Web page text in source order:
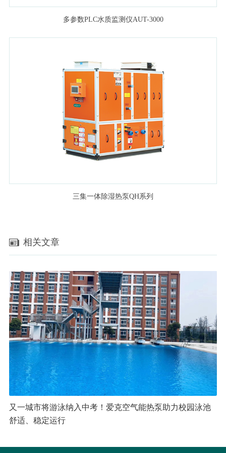
多参数PLC水质监测仪AUT-3000
三集一体除湿热泵QH系列
相关文章
又一城市将游泳纳入中考！爱克空气能热泵助力校园泳池
舒适、稳定运行